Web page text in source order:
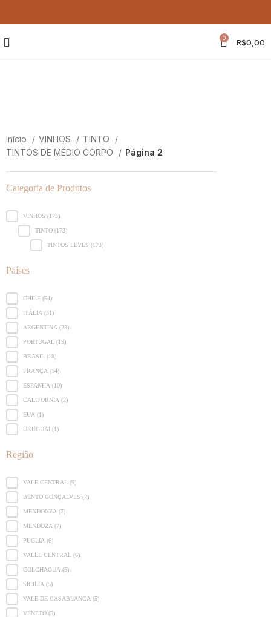
0 R$0,00
Início VINHOS
TINTO
TINTOS DE MÉDIO CORPO
Página 2
Categoria de Produtos
Categoria de Produtos
VINHOS(173)
TINTO(173)
TINTOS LEVES(173)
Países
PaísesCHILE(54)
ITÁLIA(31)
ARGENTINA(23)
PORTUGAL(19)
BRASIL(18)
FRANÇA(14)
ESPANHA(10)
CALIFORNIA(2)
EUA(1)
URUGUAI(1)
Região
RegiãoVALE CENTRAL(9)
BENTO GONÇALVES(7)
MENDONZA(7)
MENDOZA(7)
PUGLIA(6)
VALLE CENTRAL(6)
COLCHAGUA(5)
SICILIA(5)
VALE DE CASABLANCA(5)
VENETO(5)